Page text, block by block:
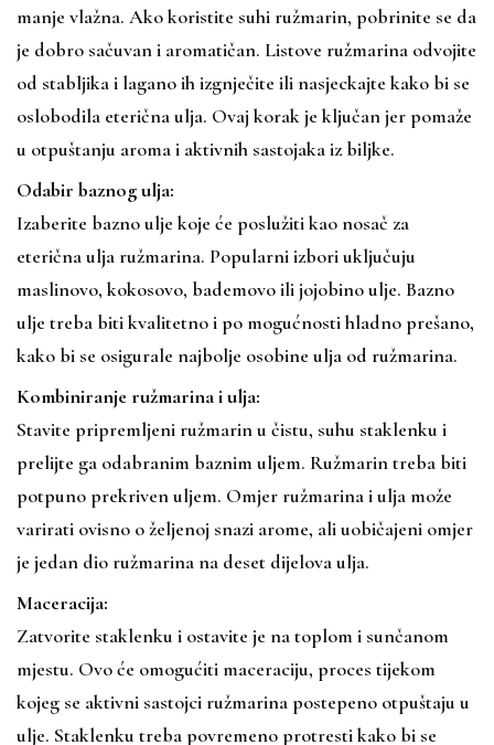
manje vlažna. Ako koristite suhi ružmarin, pobrinite se da
je dobro sačuvan i aromatičan. Listove ružmarina odvojite
od stabljika i lagano ih izgnječite ili nasjeckajte kako bi se
oslobodila eterična ulja. Ovaj korak je ključan jer pomaže
u otpuštanju aroma i aktivnih sastojaka iz biljke.
Odabir baznog ulja:
Izaberite bazno ulje koje će poslužiti kao nosač za
eterična ulja ružmarina. Popularni izbori uključuju
maslinovo, kokosovo, bademovo ili jojobino ulje. Bazno
ulje treba biti kvalitetno i po mogućnosti hladno prešano,
kako bi se osigurale najbolje osobine ulja od ružmarina.
Kombiniranje ružmarina i ulja:
Stavite pripremljeni ružmarin u čistu, suhu staklenku i
prelijte ga odabranim baznim uljem. Ružmarin treba biti
potpuno prekriven uljem. Omjer ružmarina i ulja može
varirati ovisno o željenoj snazi arome, ali uobičajeni omjer
je jedan dio ružmarina na deset dijelova ulja.
Maceracija:
Zatvorite staklenku i ostavite je na toplom i sunčanom
mjestu. Ovo će omogućiti maceraciju, proces tijekom
kojeg se aktivni sastojci ružmarina postepeno otpuštaju u
ulje. Staklenku treba povremeno protresti kako bi se